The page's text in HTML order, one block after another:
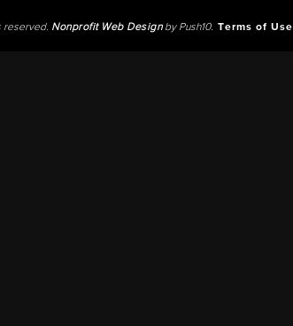
reserved. Nonprofit Web Designby Push10. Terms of Use